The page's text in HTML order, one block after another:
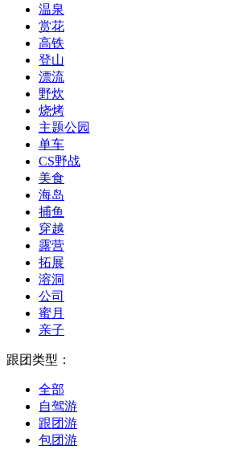
温泉
赏花
高铁
登山
漂流
野炊
烧烤
主题公园
单车
CS野战
美食
海岛
捕鱼
穿越
露营
拓展
溶洞
公司
蜜月
亲子
跟团类型：
全部
自驾游
跟团游
包团游